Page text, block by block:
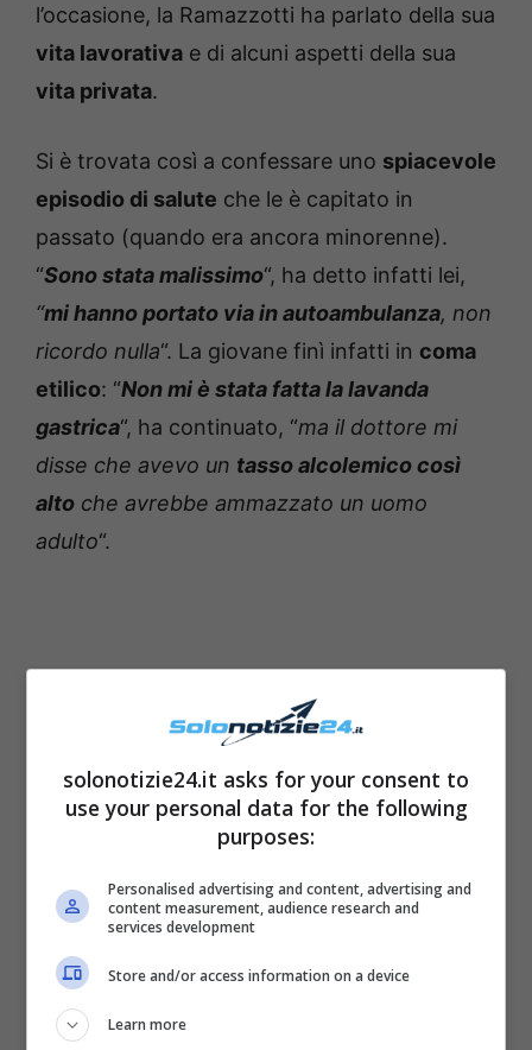
l’occasione, la Ramazzotti ha parlato della sua
vita lavorativa e di alcuni aspetti della sua
vita privata.
Si è trovata così a confessare uno spiacevole
episodio di salute che le è capitato in
passato (quando era ancora minorenne).
“Sono stata malissimo“, ha detto infatti lei,
“mi hanno portato via in autoambulanza, non
ricordo nulla“. La giovane finì infatti in coma
etilico: “Non mi è stata fatta la lavanda
gastrica“, ha continuato, “ma il dottore mi
disse che avevo un tasso alcolemico così
alto che avrebbe ammazzato un uomo
adulto“.
solonotizie24.it asks for your consent to
use your personal data for the following
purposes:
Personalised advertising and content, advertising and
content measurement, audience research and
services development
Store and/or access information on a device
Learn more